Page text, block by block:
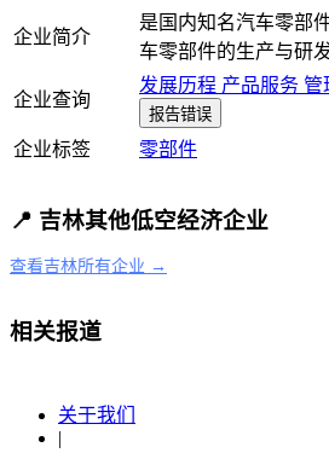
企业简介
是国内知名汽车零部
车零部件的生产与研发
企业查询
发展历程 产品服务 管
报告错误
企业标签 零部件
📍 吉林其他低空经济企业
查看吉林所有企业 →
相关报道
关于我们
|